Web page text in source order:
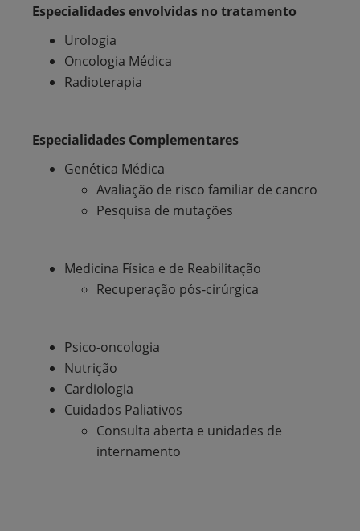
Especialidades envolvidas no tratamento
Urologia
Oncologia Médica
Radioterapia
Especialidades Complementares
Genética Médica
Avaliação de risco familiar de cancro
Pesquisa de mutações
Medicina Física e de Reabilitação
Recuperação pós-cirúrgica
Psico-oncologia
Nutrição
Cardiologia
Cuidados Paliativos
Consulta aberta e unidades de
internamento